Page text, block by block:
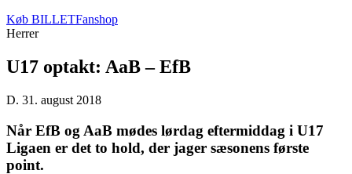
Køb BILLETFanshop
Herrer
U17 optakt: AaB – EfB
D. 31. august 2018
Når EfB og AaB mødes lørdag eftermiddag i U17
Ligaen er det to hold, der jager sæsonens første
point.